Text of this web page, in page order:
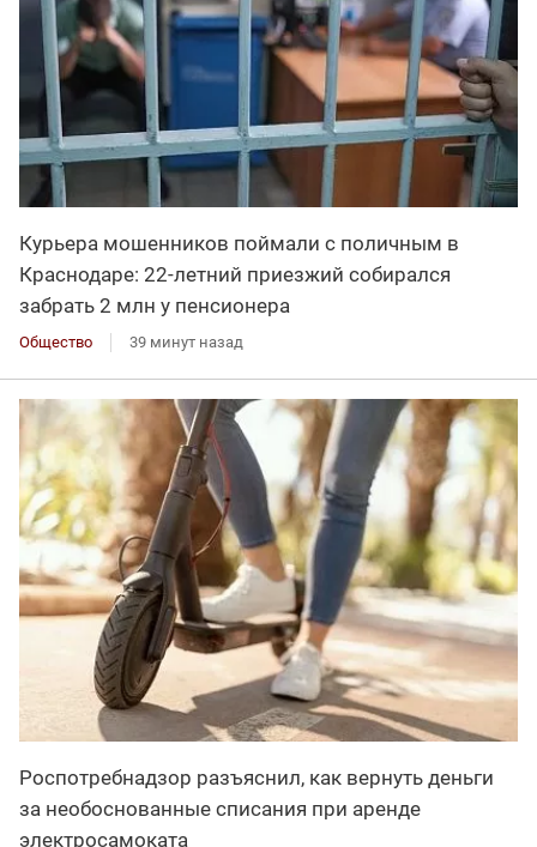
Курьера мошенников поймали с поличным в
Краснодаре: 22-летний приезжий собирался
забрать 2 млн у пенсионера
Общество 39 минут назад
Роспотребнадзор разъяснил, как вернуть деньги
за необоснованные списания при аренде
электросамоката